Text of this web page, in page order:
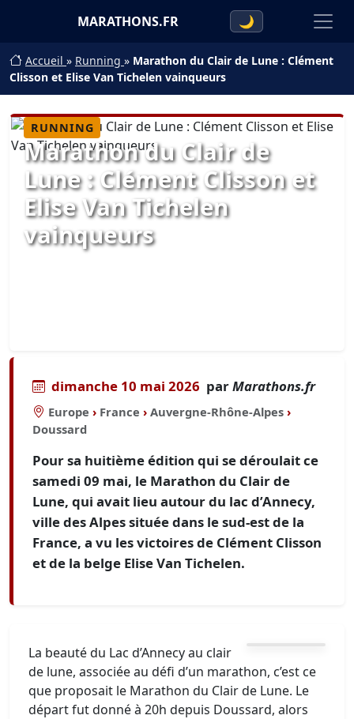
MARATHONS.FR 🌙
Accueil » Running » Marathon du Clair de Lune : Clément
Clisson et Elise Van Tichelen vainqueurs
RUNNING
Marathon du Clair de
Lune : Clément Clisson et
Elise Van Tichelen
vainqueurs
dimanche 10 mai 2026 parMarathons.fr
Europe › France › Auvergne-Rhône-Alpes ›
Doussard
Pour sa huitième édition qui se déroulait ce
samedi 09 mai, le Marathon du Clair de
Lune, qui avait lieu autour du lac d’Annecy,
ville des Alpes située dans le sud-est de la
France, a vu les victoires de Clément Clisson
et de la belge Elise Van Tichelen.
La beauté du Lac d’Annecy au clair
de lune, associée au défi d’un marathon, c’est ce
que proposait le Marathon du Clair de Lune. Le
départ fut donné à 20h depuis Doussard, alors